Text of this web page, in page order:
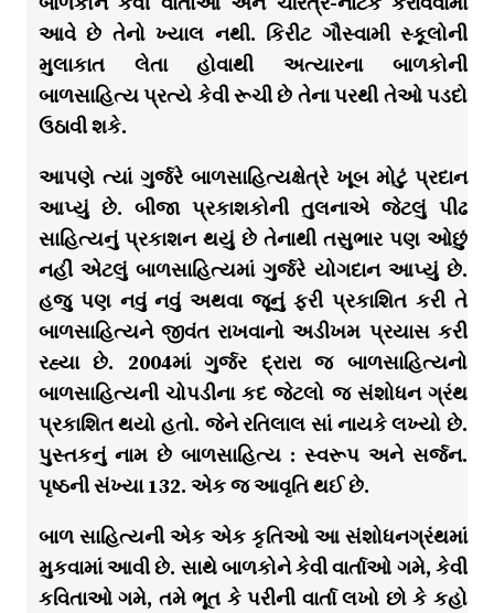
આવે છે તેનો ખ્યાલ નથી. કિરીટ ગૌસ્વામી સ્કૂલોની
મુલાકાત લેતા હોવાથી અત્યારના બાળકોની
બાળસાહિત્ય પ્રત્યે કેવી રૂચી છે તેના પરથી તેઓ પડદો
ઉઠાવી શકે.
આપણે ત્યાં ગુર્જરે બાળસાહિત્યક્ષેત્રે ખૂબ મોટું પ્રદાન
આપ્યું છે. બીજા પ્રકાશકોની તુલનાએ જેટલું પીઢ
સાહિત્યનું પ્રકાશન થયું છે તેનાથી તસુભાર પણ ઓછું
નહીં એટલું બાળસાહિત્યમાં ગુર્જરે યોગદાન આપ્યું છે.
હજુ પણ નવું નવું અથવા જૂનું ફરી પ્રકાશિત કરી તે
બાળસાહિત્યને જીવંત રાખવાનો અડીખમ પ્રયાસ કરી
રહ્યા છે. 2004માં ગુર્જર દ્રારા જ બાળસાહિત્યનો
બાળસાહિત્યની ચોપડીના કદ જેટલો જ સંશોધન ગ્રંથ
પ્રકાશિત થયો હતો. જેને રતિલાલ સાં નાયકે લખ્યો છે.
પુસ્તકનું નામ છે બાળસાહિત્ય : સ્વરૂપ અને સર્જન.
પૃષ્ઠની સંખ્યા 132. એક જ આવૃતિ થઈ છે.
બાળ સાહિત્યની એક એક કૃતિઓ આ સંશોધનગ્રંથમાં
મુકવામાં આવી છે. સાથે બાળકોને કેવી વાર્તાઓ ગમે, કેવી
કવિતાઓ ગમે, તમે ભૂત કે પરીની વાર્તા લખો છો કે કહો